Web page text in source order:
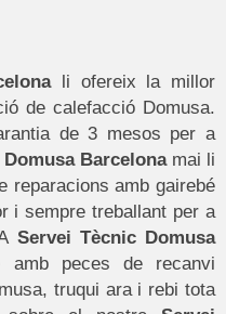
li ofereix la millor
de calefacció Domusa.
de 3 mesos per a
Barcelonamai li
reparacions amb gairebé
i sempre treballant per a
Servei Tècnic Domusa
amb peces de recanvi
truqui ara i rebi tota